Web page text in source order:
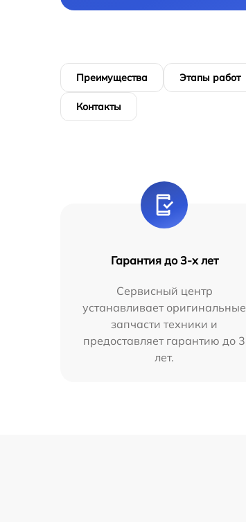
Преимущества Этапы работ
Контакты
Гарантия до 3-х лет
Сервисный центр
устанавливает оригинальные
запчасти техники и
предоставляет гарантию до 3
лет.